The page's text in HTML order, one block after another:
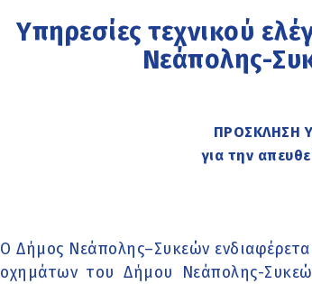
Υπηρεσίες τεχνικού
Νεάπολης-
ΠΡΟΣΚΛΗΣΗ
για την
Ο Δήμος Νεάπολης–Συκεών
οχημάτων του Δήμου Νεάπολης-